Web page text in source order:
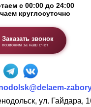
с 00:00 до 24:00
круглосуточно
Заказать звонок
позвоним за наш счет
ул. Гайдара,